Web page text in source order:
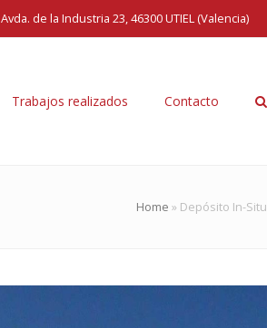
Avda. de la Industria 23, 46300 UTIEL (Valencia)
Trabajos realizados Contacto
Home » Depósito In-Situ